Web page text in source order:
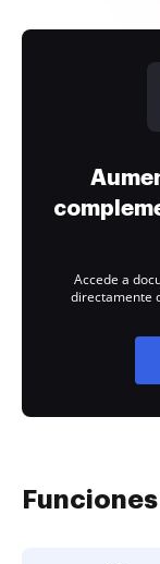
Accede a
directamente